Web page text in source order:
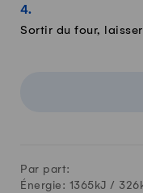
Sortir du four,
Par part:
Énergie: 1365kJ / 326